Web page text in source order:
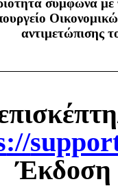
σύμφωνα με
αντιμετώπισης
://
Έκδοση